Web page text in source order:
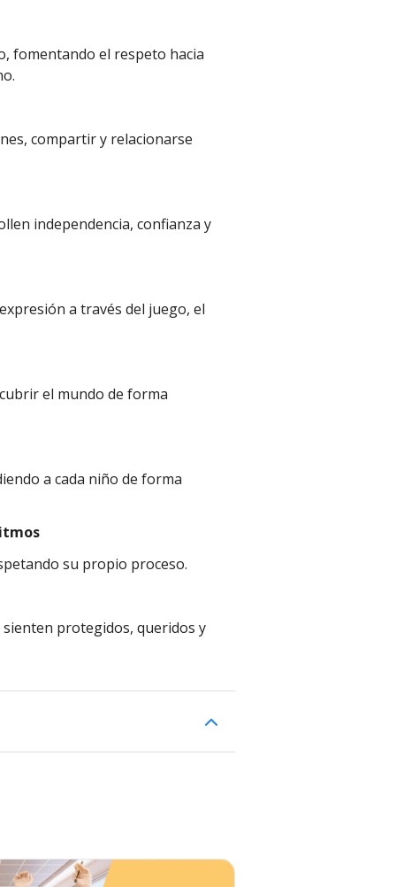
fomentando el respeto hacia
compartir y relacionarse
independencia, confianza y
a través del juego, el
el mundo de forma
a cada niño de forma
su propio proceso.
protegidos, queridos y